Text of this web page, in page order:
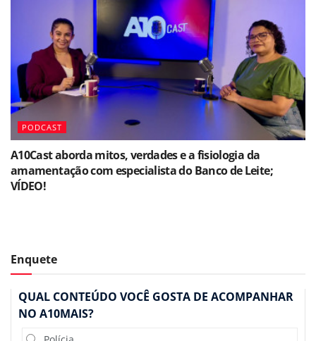
PODCAST
A10Cast aborda mitos, verdades e a fisiologia da
amamentação com especialista do Banco de Leite;
VÍDEO!
Enquete
QUAL CONTEÚDO VOCÊ GOSTA DE ACOMPANHAR
NO A10MAIS?